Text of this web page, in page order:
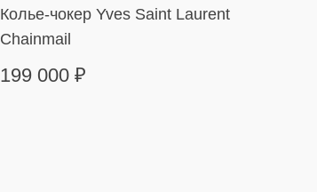
Колье-чокер Yves Saint Laurent
Chainmail
199 000 ₽